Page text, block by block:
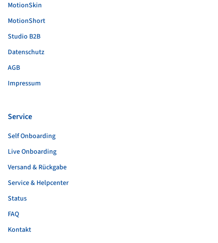
MotionSkin
MotionShort
Studio B2B
Datenschutz
AGB
Impressum
Service
Self Onboarding
Live Onboarding
Versand & Rückgabe
Service & Helpcenter
Status
FAQ
Kontakt